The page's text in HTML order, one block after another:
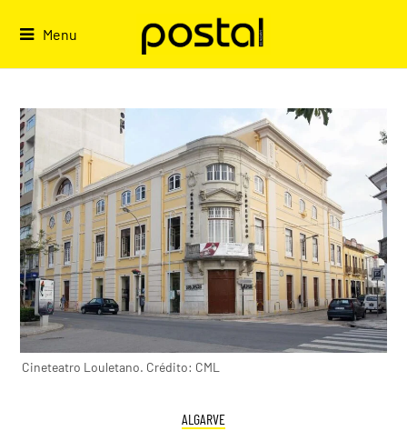
Menu
Cineteatro Louletano. Crédito: CML
ALGARVE